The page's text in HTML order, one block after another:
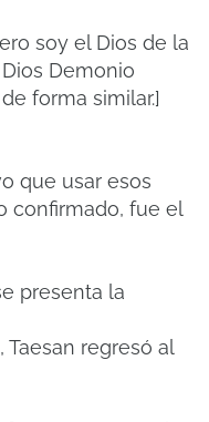
soy el Dios de la
Demonio
forma similar.]
que usar esos
confirmado, fue el
presenta la
Taesan regresó al